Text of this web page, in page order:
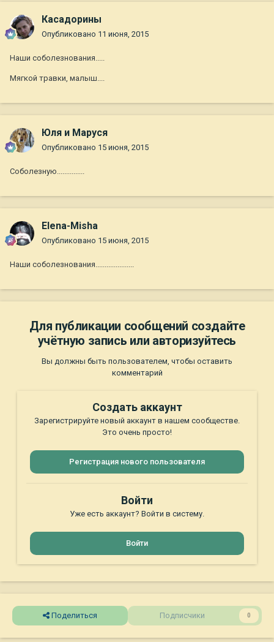
Касадорины
Опубликовано 11 июня, 2015
Наши соболезнования.....
Мягкой травки, малыш....
Юля и Маруся
Опубликовано 15 июня, 2015
Соболезную...............
Elena-Misha
Опубликовано 15 июня, 2015
Наши соболезнования.....................
Для публикации сообщений создайте
учётную запись или авторизуйтесь
Вы должны быть пользователем, чтобы оставить
комментарий
Создать аккаунт
Зарегистрируйте новый аккаунт в нашем сообществе.
Это очень просто!
Регистрация нового пользователя
Войти
Уже есть аккаунт? Войти в систему.
Войти
Поделиться Подписчики 0